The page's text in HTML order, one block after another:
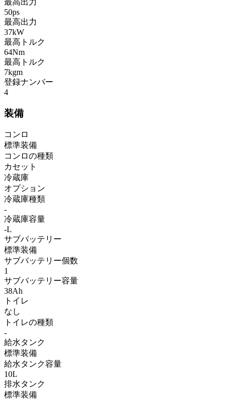
最高出力
50ps
最高出力
37kW
最高トルク
64Nm
最高トルク
7kgm
登録ナンバー
4
装備
コンロ
標準装備
コンロの種類
カセット
冷蔵庫
オプション
冷蔵庫種類
-
冷蔵庫容量
-L
サブバッテリー
標準装備
サブバッテリー個数
1
サブバッテリー容量
38Ah
トイレ
なし
トイレの種類
-
給水タンク
標準装備
給水タンク容量
10L
排水タンク
標準装備